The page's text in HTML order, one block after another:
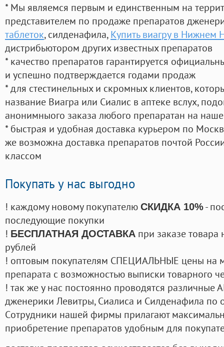
* Мы являемся первым и единственным на
представителем по продаже препаратов
таблеток, силденафила, Купить виагру в Нижнем
дистрибьютором других известных препаратов
* качество препаратов гарантируется
и успешно подтверждается годами продаж
* для стестинельных и скромных клиентов,
название Виагра или Сиалис в аптеке вслух,
анонимныого заказа любого препаратан на
* быстрая и удобная доставка курьером по
же возможна доставка препаратов почтой
классом
Покупать у нас выгодно
! каждому новому покупателю СКИДКА 10%-
последующие покупки
! БЕСПЛАТНАЯ ДОСТАВКА при заказе
рублей
! оптовым покупателям СПЕЦИАЛЬНЫЕ цены на
препарата с возможностью выписки товарного
! так же у нас постоянно проводятся
дженерики Левитры, Сиалиса и Силденафила по
Cотрудники нашей фирмы прилагают
приобретение препаратов удобным для